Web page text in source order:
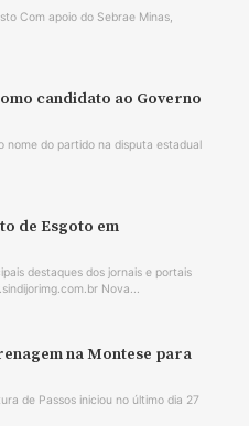
Com apoio do Sebrae Minas,
candidato ao Governo
nome do partido na disputa estadual
de Esgoto em
destaques dos jornais e portais
Nova...
na Montese para
de Passos iniciou no último dia 27